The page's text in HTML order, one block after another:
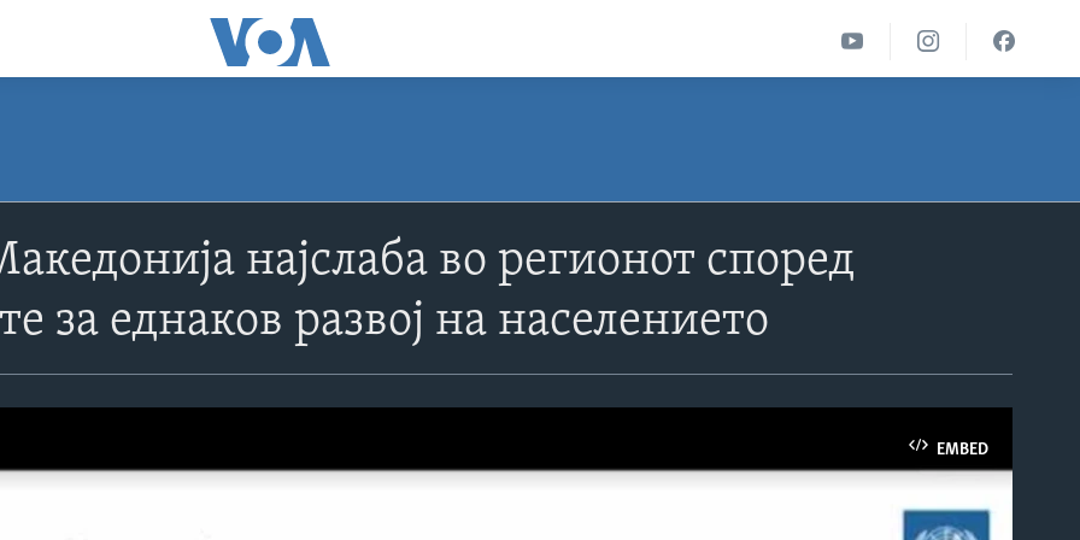
најслаба во регионот според
за еднаков развој на населението
EMBED